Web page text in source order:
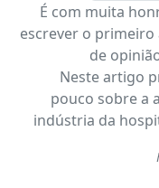
É com muita
escrever o
de
Neste artigo
pouco sobre a
indústria da